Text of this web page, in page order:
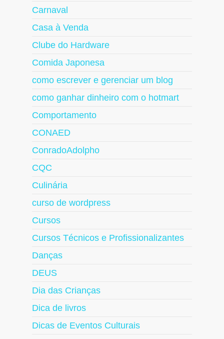
Carnaval
Casa à Venda
Clube do Hardware
Comida Japonesa
como escrever e gerenciar um blog
como ganhar dinheiro com o hotmart
Comportamento
CONAED
ConradoAdolpho
CQC
Culinária
curso de wordpress
Cursos
Cursos Técnicos e Profissionalizantes
Danças
DEUS
Dia das Crianças
Dica de livros
Dicas de Eventos Culturais